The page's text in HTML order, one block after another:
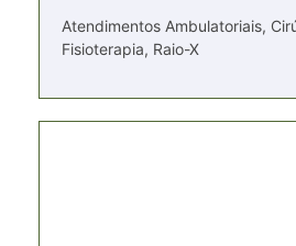
Atendimentos Ambulatoriais,
Fisioterapia, Raio-X